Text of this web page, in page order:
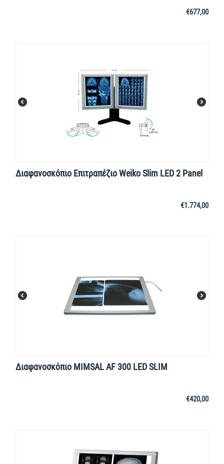
€677,00
Διαφανοσκόπιο Επιτραπέζιο Weiko Slim LED 2 Panel
€1.774,00
Διαφανοσκόπιο MIMSAL AF 300 LED SLIM
€420,00